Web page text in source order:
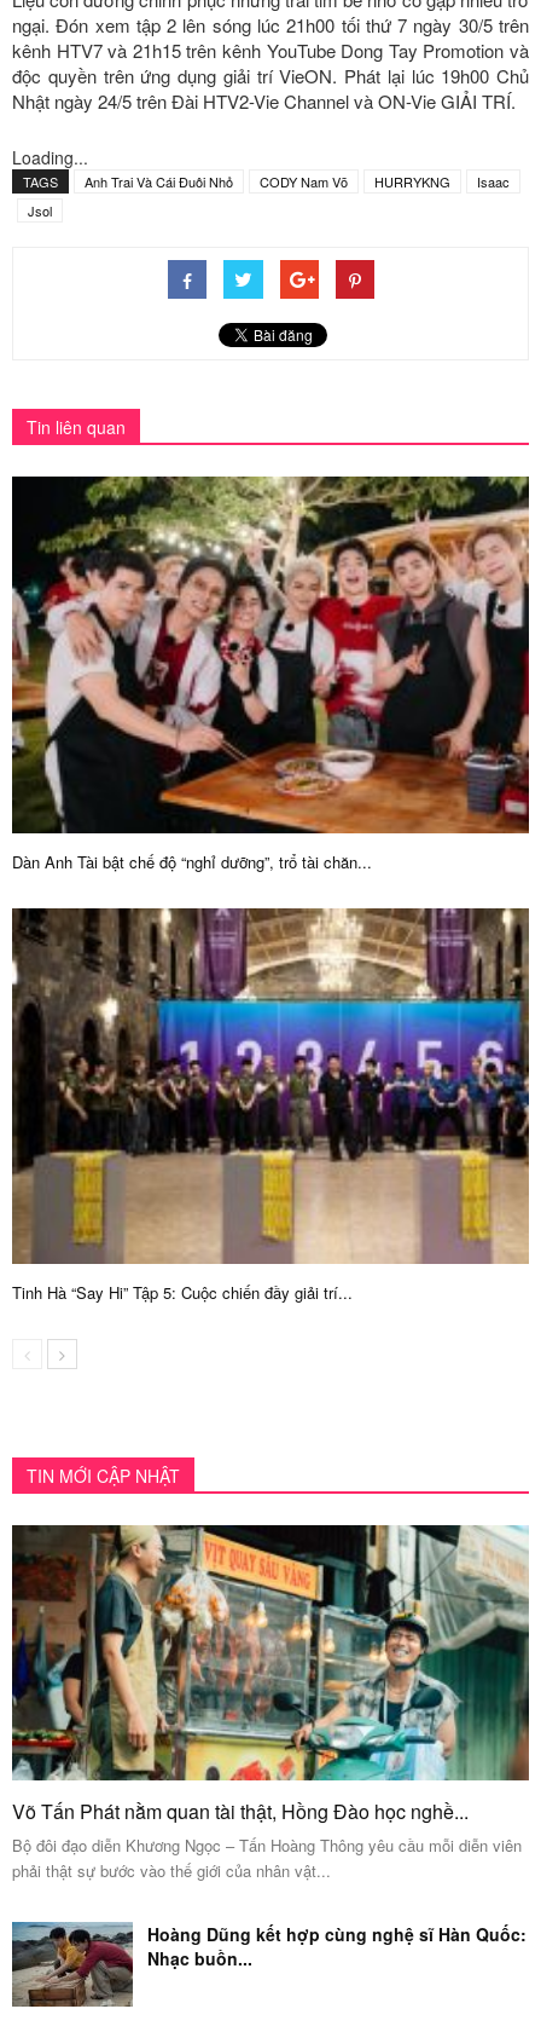
ngại. Đón xem tập 2 lên sóng lúc 21h00 tối thứ 7 ngày 30/5 trên
kênh HTV7 và 21h15 trên kênh YouTube Dong Tay Promotion và
độc quyền trên ứng dụng giải trí VieON. Phát lại lúc 19h00 Chủ
Nhật ngày 24/5 trên Đài HTV2-Vie Channel và ON-Vie GIẢI TRÍ.
Loading...
TAGS Anh Trai Và Cái Đuôi Nhỏ CODY Nam Võ HURRYKNG
Isaac
Jsol
Tin liên quan
Dàn Anh Tài bật chế độ “nghỉ dưỡng”, trổ tài chăn...
Tinh Hà “Say Hi” Tập 5: Cuộc chiến đầy giải trí...
TIN MỚI CẬP NHẬT
Võ Tấn Phát nằm quan tài thật, Hồng Đào học nghề...
Bộ đôi đạo diễn Khương Ngọc – Tấn Hoàng Thông yêu cầu mỗi diễn viên
phải thật sự bước vào thế giới của nhân vật...
Hoàng Dũng kết hợp cùng nghệ sĩ Hàn Quốc:
Nhạc buồn...